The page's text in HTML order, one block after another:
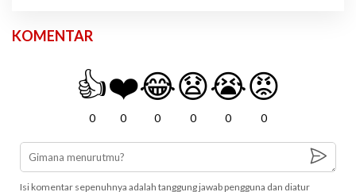
KOMENTAR
👍
0
❤️
0
😂
0
😧
0
😭
0
😡
0
Isi komentar sepenuhnya adalah tanggung jawab pengguna dan diatur